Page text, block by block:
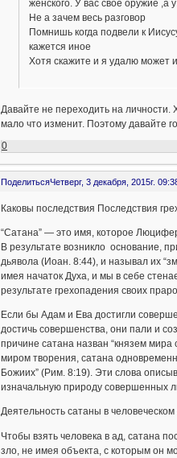
женского. У вас свое оружие ,а
Не а зачем весь разговор
Помнишь когда подвели к
кажется иное
Хотя скажите и я удалю может
Давайте не переходить на
мало что изменит. Поэтому давайте
0
ПоделитьсяЧетверг, 3 декабря, 2015г.
Каковы последствия Последствия
“Сатана” — это имя, которое
В результате возникло основание,
дьявола (Иоан. 8:44), и называл их
имея начаток Духа, и мы в себе
результате грехопадения своих
Если бы Адам и Ева достигли
достичь совершенства, они пали и
причине сатана назван “князем мира
миром творения, сатана
Божиих” (Рим. 8:19). Эти слова
изначальную природу совершенных
Деятельность сатаны в
Чтобы взять человека в ад, сатана
зло, не имея объекта, с которым он